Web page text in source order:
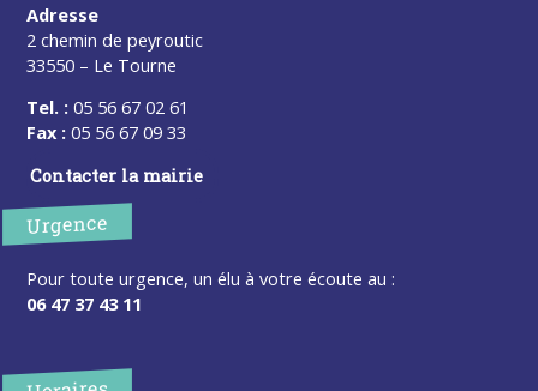
Adresse
2 chemin de peyroutic
33550 – Le Tourne
Tel. : 05 56 67 02 61
Fax : 05 56 67 09 33
Contacter la mairie
Urgence
Pour toute urgence, un élu à votre écoute au :
06 47 37 43 11